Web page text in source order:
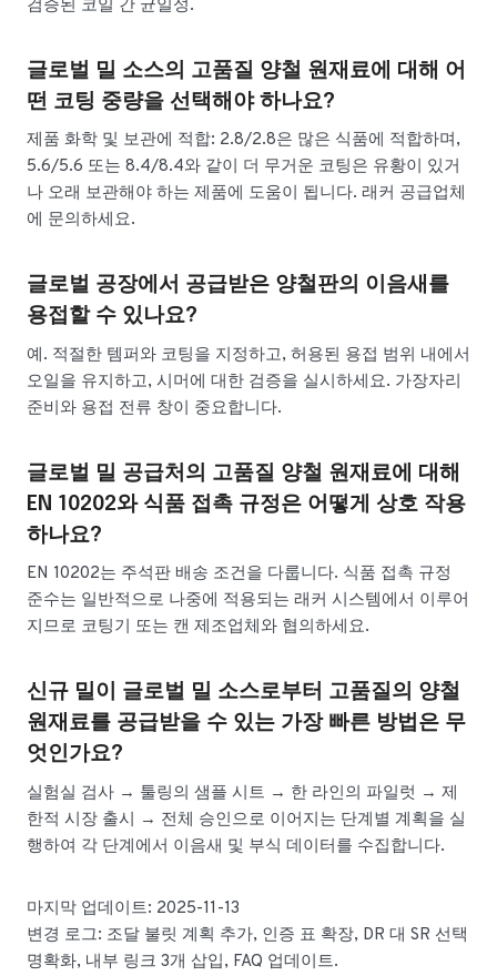
검증된 코일 간 균일성.
글로벌 밀 소스의 고품질 양철 원재료에 대해 어
떤 코팅 중량을 선택해야 하나요?
제품 화학 및 보관에 적합: 2.8/2.8은 많은 식품에 적합하며,
5.6/5.6 또는 8.4/8.4와 같이 더 무거운 코팅은 유황이 있거
나 오래 보관해야 하는 제품에 도움이 됩니다. 래커 공급업체
에 문의하세요.
글로벌 공장에서 공급받은 양철판의 이음새를
용접할 수 있나요?
예. 적절한 템퍼와 코팅을 지정하고, 허용된 용접 범위 내에서
오일을 유지하고, 시머에 대한 검증을 실시하세요. 가장자리
준비와 용접 전류 창이 중요합니다.
글로벌 밀 공급처의 고품질 양철 원재료에 대해
EN 10202와 식품 접촉 규정은 어떻게 상호 작용
하나요?
EN 10202는 주석판 배송 조건을 다룹니다. 식품 접촉 규정
준수는 일반적으로 나중에 적용되는 래커 시스템에서 이루어
지므로 코팅기 또는 캔 제조업체와 협의하세요.
신규 밀이 글로벌 밀 소스로부터 고품질의 양철
원재료를 공급받을 수 있는 가장 빠른 방법은 무
엇인가요?
실험실 검사 → 툴링의 샘플 시트 → 한 라인의 파일럿 → 제
한적 시장 출시 → 전체 승인으로 이어지는 단계별 계획을 실
행하여 각 단계에서 이음새 및 부식 데이터를 수집합니다.
마지막 업데이트: 2025-11-13
변경 로그: 조달 불릿 계획 추가, 인증 표 확장, DR 대 SR 선택
명확화, 내부 링크 3개 삽입, FAQ 업데이트.